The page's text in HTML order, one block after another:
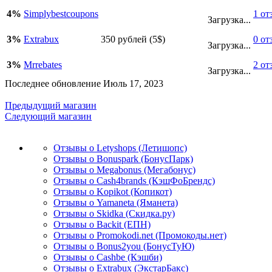
4% Simplybestcoupons
Загрузка...
1
3% Extrabux 350 рублей (5$)
Загрузка...
0
3% Mrrebates
Загрузка...
2
Последнее обновление Июль 17, 2023
Предыдущий магазин
Следующий магазин
Отзывы о Letyshops (Летишопс)
Отзывы о Bonuspark (БонусПарк)
Отзывы о Megabonus (Мегабонус)
Отзывы о Cash4brands (КэшФоБрендс)
Отзывы о Kopikot (Копикот)
Отзывы о Yamaneta (Яманета)
Отзывы о Skidka (Скидка.ру)
Отзывы о Backit (ЕПН)
Отзывы о Promokodi.net (Промокоды.нет)
Отзывы о Bonus2you (БонусТуЮ)
Отзывы о Cashbe (Кэшби)
Отзывы о Extrabux (ЭкстарБакс)